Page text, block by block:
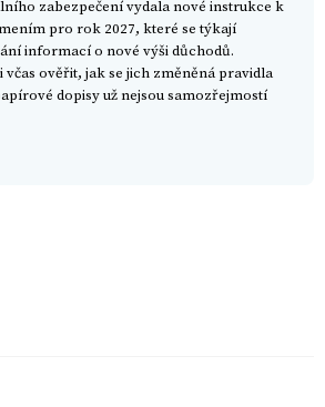
zabezpečení vydala nové instrukce k
pro rok 2027, které se týkají
informací o nové výši důchodů.
včas ověřit, jak se jich změněná pravidla
dopisy už nejsou samozřejmostí